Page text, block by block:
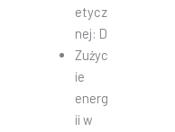
etycz
nej: D
Zużyc
ie
energ
ii w